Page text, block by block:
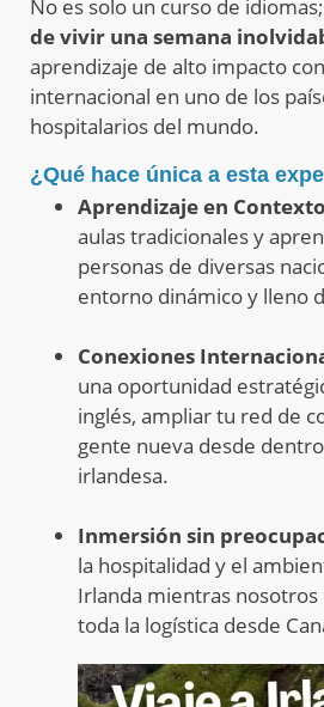
No es solo un curso de
de vivir una semana
aprendizaje de alto impacto
internacional en uno de los
hospitalarios del mundo.
¿Qué hace única a esta
Aprendizaje en
aulas tradicionales y
personas de diversas
entorno dinámico y lleno
Conexiones
una oportunidad
inglés, ampliar tu red de
gente nueva desde
irlandesa.
Inmersión sin
la hospitalidad y el
Irlanda mientras nosotros
toda la logística desde